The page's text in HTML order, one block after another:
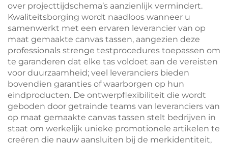
over projecttijdschema’s aanzienlijk vermindert.
Kwaliteitsborging wordt naadloos wanneer u
samenwerkt met een ervaren leverancier van op
maat gemaakte canvas tassen, aangezien deze
professionals strenge testprocedures toepassen om
te garanderen dat elke tas voldoet aan de vereisten
voor duurzaamheid; veel leveranciers bieden
bovendien garanties of waarborgen op hun
eindproducten. De ontwerpflexibiliteit die wordt
geboden door getrainde teams van leveranciers van
op maat gemaakte canvas tassen stelt bedrijven in
staat om werkelijk unieke promotionele artikelen te
creëren die nauw aansluiten bij de merkidentiteit,